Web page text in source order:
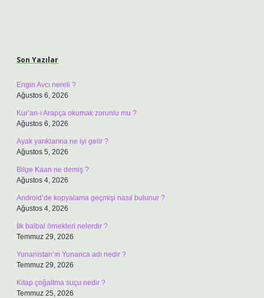
Son Yazılar
Engin Avcı nereli ?
Ağustos 6, 2026
Kur’an-ı Arapça okumak zorunlu mu ?
Ağustos 6, 2026
Ayak yarıklarına ne iyi gelir ?
Ağustos 5, 2026
Bilge Kaan ne demiş ?
Ağustos 4, 2026
Android’de kopyalama geçmişi nasıl bulunur ?
Ağustos 4, 2026
İlk balbal örnekleri nelerdir ?
Temmuz 29, 2026
Yunanistan’ın Yunanca adı nedir ?
Temmuz 29, 2026
Kitap çoğaltma suçu nedir ?
Temmuz 25, 2026